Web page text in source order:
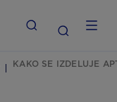
KAKO SE IZDELUJE